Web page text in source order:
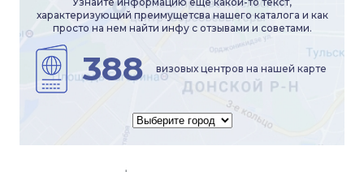
характеризующий преимущетсва нашего каталога и как
просто на нем найти инфу с отзывами и советами.
388 визовых центров на нашей карте